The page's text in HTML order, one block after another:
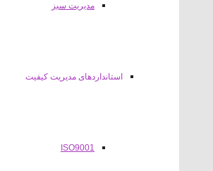
مدیریت سبز
استانداردهای مدیریت کیفیت
ISO9001